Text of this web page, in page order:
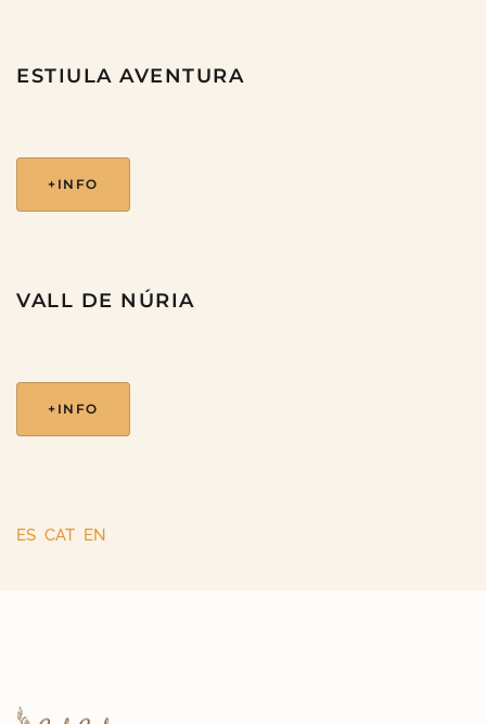
ESTIULA AVENTURA
+INFO
VALL DE NÚRIA
+INFO
ES CAT EN